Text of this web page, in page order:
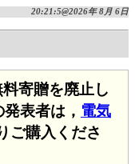
20:21:5@2026年 8月 6日
寄贈を廃止し
表者は， 電気
ご購入くださ